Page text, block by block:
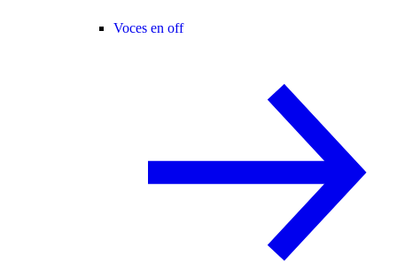
Voces en off